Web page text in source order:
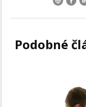
Podobné